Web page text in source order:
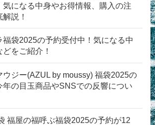
気になる中身やお得情報、購入の注
説！
福袋2025の予約受付中！気になる中
をご紹介！
ウジー(AZUL by moussy) 福袋2025の
年の目玉商品やSNSでの反響につい
福屋の福呼ぶ福袋2025の予約が12